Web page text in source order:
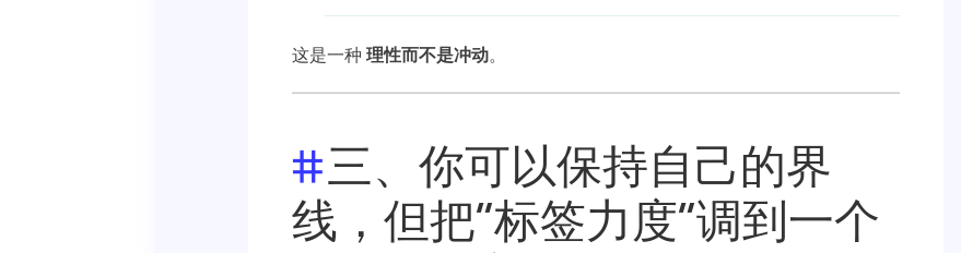
这是一种 理性而不是冲动。
三、你可以保持自己的界
线，但把“标签力度”调到一个